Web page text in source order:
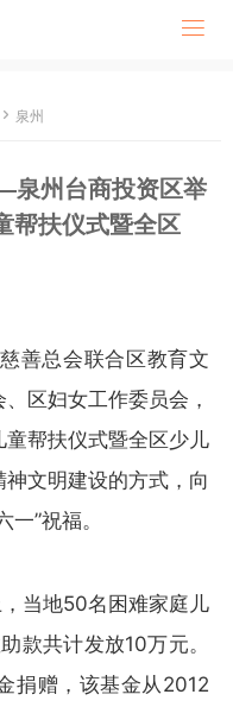

 泉州
州台商投资区举
帮扶仪式暨全区
善总会联合区教育文
区妇女工作委员会，
童帮扶仪式暨全区少儿
文明建设的方式，向
”祝福。
当地50名困难家庭儿
款共计发放10万元。
捐赠，该基金从2012